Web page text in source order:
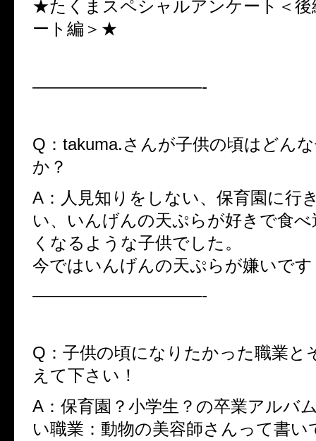
★たくまスペシャルアンケート＜後
ート編＞★
——————————-
Q：takuma.さんが子供の頃はどん
か？
A：人見知りをしない、保育園に行
い、いんげんの天ぷらが好きで食
くなるような子供でした。
今ではいんげんの天ぷらが嫌いです
——————————-
Q：子供の頃になりたかった職業と
えて下さい！
A：保育園？小学生？の卒業アルバ
い職業：動物の美容師さんって書い